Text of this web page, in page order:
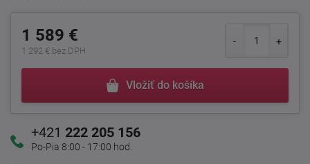
1 589 €
1 292 € bez DPH
Vložiť do košíka
+421 222 205 156
Po-Pia 8:00 - 17:00 hod.